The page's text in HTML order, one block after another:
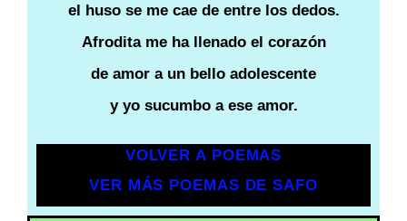
el huso se me cae de entre los dedos.
Afrodita me ha llenado el corazón
de amor a un bello adolescente
y yo sucumbo a ese amor.
VOLVER A POEMAS
VER MÁS POEMAS DE SAFO